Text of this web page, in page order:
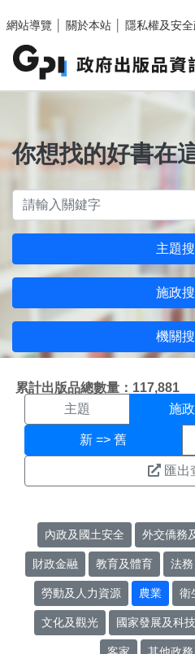
網站導覽
關於本站 隱私權及安
你想找的好書在
主題
施政
機關
累計出版品總數量：117,881
施政搜尋結
主題 施政
新 => 舊
匯出
內政及國土安全 外交僑務
財政金融 教育及體育 法務
勞動及人力資源 農業 衛
文化及觀光 國家發展及科技